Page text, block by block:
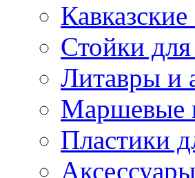
Стойки
Литавры и
Маршевые
Пластики